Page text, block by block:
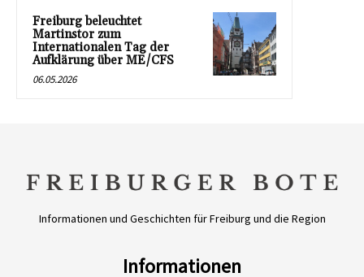
Freiburg beleuchtet
Martinstor zum
Internationalen Tag der
Aufklärung über ME/CFS
06.05.2026
Informationen und Geschichten für Freiburg und die Region
Informationen